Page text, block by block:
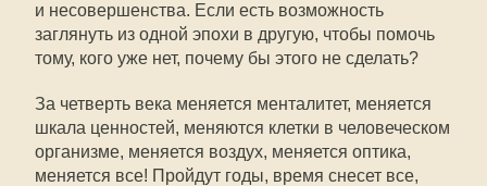
и несовершенства. Если есть возможность
заглянуть из одной эпохи в другую, чтобы помочь
тому, кого уже нет, почему бы этого не сделать?
За четверть века меняется менталитет, меняется
шкала ценностей, меняются клетки в человеческом
организме, меняется воздух, меняется оптика,
меняется все! Пройдут годы, время снесет все,